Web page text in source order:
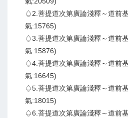
♤2.菩提道次第廣論淺釋～道前
氣:15765)
♤3.菩提道次第廣論淺釋～道前
氣:15876)
♤4.菩提道次第廣論淺釋～道前
氣:16645)
♤5.菩提道次第廣論淺釋～道前
氣:18015)
♤6.菩提道次第廣論淺釋～道前